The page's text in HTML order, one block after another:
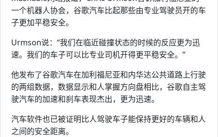
一个机器人协会，谷歌汽车比起那些由专业驾驶员开的车
子更加平稳安全。
Urmson说：“我们在临近碰撞状态的时候的反应更为迅
速。我们的车子可以比专业司机开得更平稳安全。”
他发布了谷歌汽车在加利福尼亚和内华达公共道路上行驶
的两组数据，数据显示和人掌握方向盘相比，谷歌自主驾
驶汽车的加速和刹车表现杰出，更为迅速。
汽车软件也已被证明比人驾驶车子能保持更好的车辆和人
之间的安全距离。